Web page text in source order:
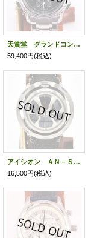
天賞堂 グランドコンプリケーション 黒文字盤
59,400円(税込)
アイシオン ＡＮ－Ｓ０３ 回転ディスク式 黒文字盤
16,500円(税込)